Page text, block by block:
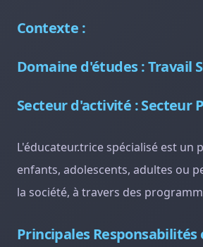
Contexte :
Domaine d'études : Travail
Secteur d'activité : Secteur
L'éducateur.trice spécialisé est
enfants, adolescents, adultes ou
la société, à travers des
Principales